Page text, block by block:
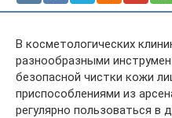
В косметологических
разнообразными
безопасной чистки кожи
приспособлениями из
регулярно пользоваться в